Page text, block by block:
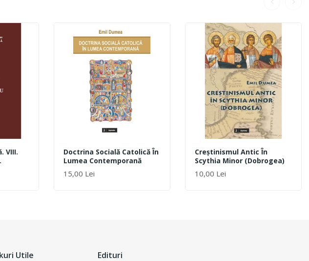
VIII.
Doctrina Socială Catolică În
Lumea Contemporană
15,00 Lei
ADAUGĂ ÎN COȘ
Creștinismul Antic În
Scythia Minor (Dobrogea)
10,00 Lei
ADAUGĂ ÎN COȘ
Utile Edituri